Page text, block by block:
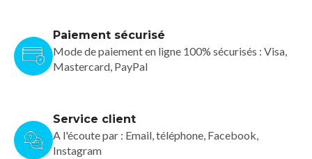
Paiement sécurisé
Mode de paiement en ligne 100% sécurisés : Visa,
Mastercard, PayPal
Service client
A l'écoute par : Email, téléphone, Facebook,
Instagram